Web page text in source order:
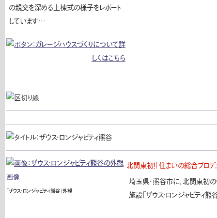
の親交を深める上棟式の様子をレポート
しています…
「ザウス・ロンジャビティ熊谷」外観
北関東初！「住まいの総合プロ
埼玉県・熊谷市に、北関東初
施設「ザウス・ロンジャビティ熊